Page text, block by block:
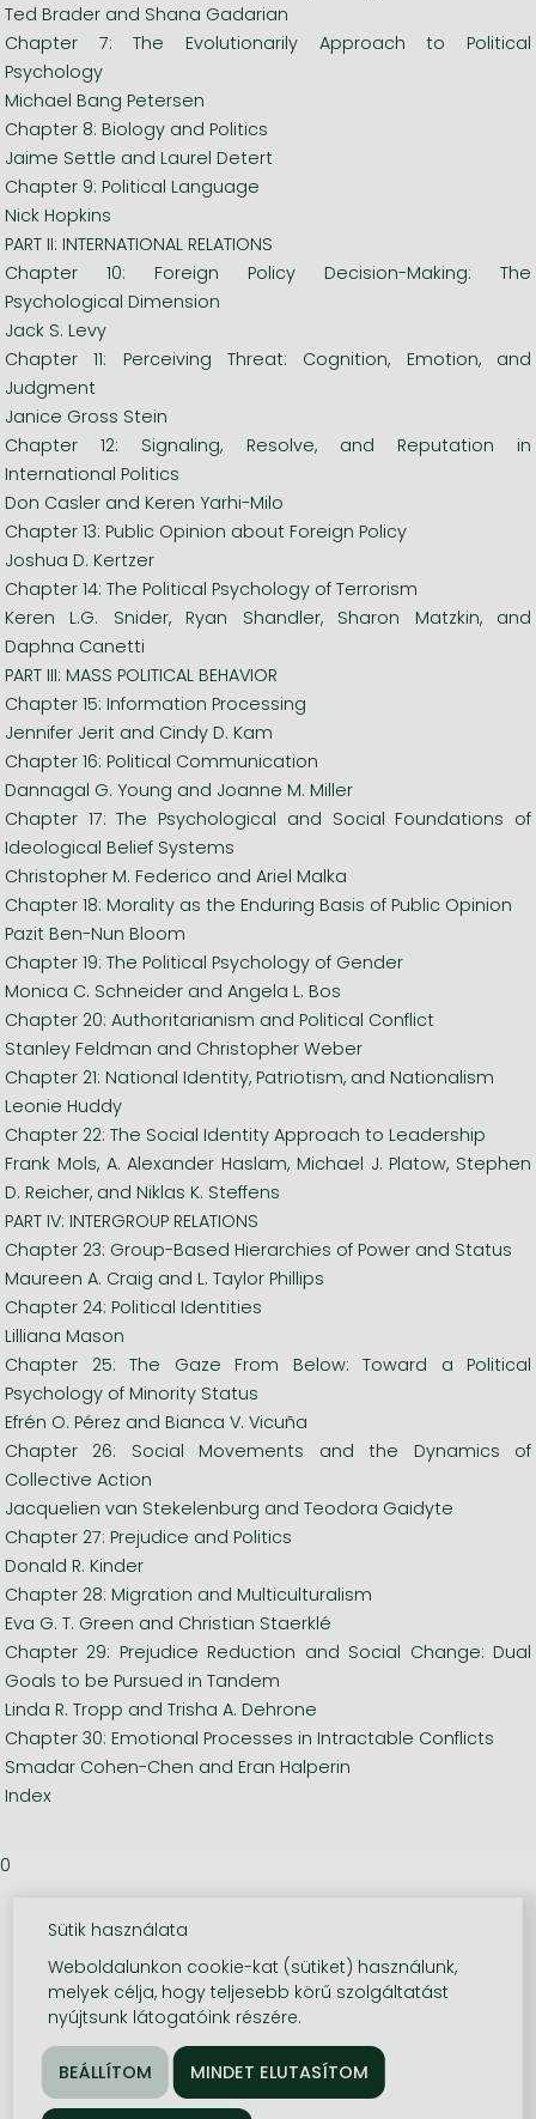
Ted Brader and Shana Gadarian
Chapter 7: The Evolutionarily Approach to Political
Psychology
Michael Bang Petersen
Chapter 8: Biology and Politics
Jaime Settle and Laurel Detert
Chapter 9: Political Language
Nick Hopkins
PART II: INTERNATIONAL RELATIONS
Chapter 10: Foreign Policy Decision-Making: The
Psychological Dimension
Jack S. Levy
Chapter 11: Perceiving Threat: Cognition, Emotion, and
Judgment
Janice Gross Stein
Chapter 12: Signaling, Resolve, and Reputation in
International Politics
Don Casler and Keren Yarhi-Milo
Chapter 13: Public Opinion about Foreign Policy
Joshua D. Kertzer
Chapter 14: The Political Psychology of Terrorism
Keren L.G. Snider, Ryan Shandler, Sharon Matzkin, and
Daphna Canetti
PART III: MASS POLITICAL BEHAVIOR
Chapter 15: Information Processing
Jennifer Jerit and Cindy D. Kam
Chapter 16: Political Communication
Dannagal G. Young and Joanne M. Miller
Chapter 17: The Psychological and Social Foundations of
Ideological Belief Systems
Christopher M. Federico and Ariel Malka
Chapter 18: Morality as the Enduring Basis of Public Opinion
Pazit Ben-Nun Bloom
Chapter 19: The Political Psychology of Gender
Monica C. Schneider and Angela L. Bos
Chapter 20: Authoritarianism and Political Conflict
Stanley Feldman and Christopher Weber
Chapter 21: National Identity, Patriotism, and Nationalism
Leonie Huddy
Chapter 22: The Social Identity Approach to Leadership
Frank Mols, A. Alexander Haslam, Michael J. Platow, Stephen
D. Reicher, and Niklas K. Steffens
PART IV: INTERGROUP RELATIONS
Chapter 23: Group-Based Hierarchies of Power and Status
Maureen A. Craig and L. Taylor Phillips
Chapter 24: Political Identities
Lilliana Mason
Chapter 25: The Gaze From Below: Toward a Political
Psychology of Minority Status
Efrén O. Pérez and Bianca V. Vicuña
Chapter 26: Social Movements and the Dynamics of
Collective Action
Jacquelien van Stekelenburg and Teodora Gaidyte
Chapter 27: Prejudice and Politics
Donald R. Kinder
Chapter 28: Migration and Multiculturalism
Eva G. T. Green and Christian Staerklé
Chapter 29: Prejudice Reduction and Social Change: Dual
Goals to be Pursued in Tandem
Linda R. Tropp and Trisha A. Dehrone
Chapter 30: Emotional Processes in Intractable Conflicts
Smadar Cohen-Chen and Eran Halperin
Index
0
Sütik használata
Weboldalunkon cookie-kat (sütiket) használunk,
melyek célja, hogy teljesebb körű szolgáltatást
nyújtsunk látogatóink részére.